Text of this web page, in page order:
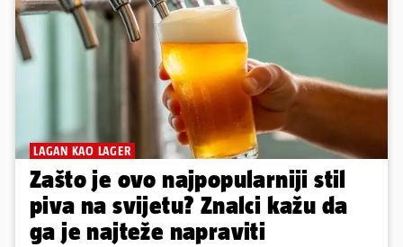
LAGAN KAO LAGER
Zašto je ovo najpopularniji stil
piva na svijetu? Znalci kažu da
ga je najteže napraviti